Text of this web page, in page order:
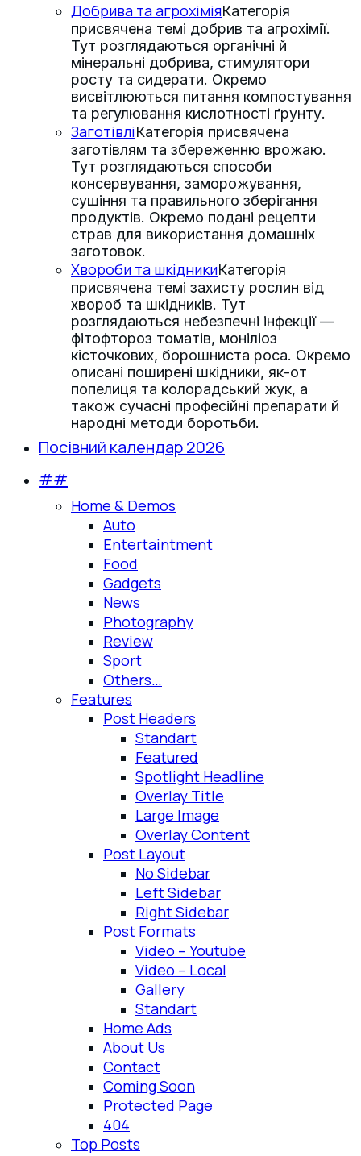
Добрива та агрохіміяКатегорія
присвячена темі добрив та агрохімії.
Тут розглядаються органічні й
мінеральні добрива, стимулятори
росту та сидерати. Окремо
висвітлюються питання компостування
та регулювання кислотності ґрунту.
ЗаготівліКатегорія присвячена
заготівлям та збереженню врожаю.
Тут розглядаються способи
консервування, заморожування,
сушіння та правильного зберігання
продуктів. Окремо подані рецепти
страв для використання домашніх
заготовок.
Хвороби та шкідникиКатегорія
присвячена темі захисту рослин від
хвороб та шкідників. Тут
розглядаються небезпечні інфекції —
фітофтороз томатів, моніліоз
кісточкових, борошниста роса. Окремо
описані поширені шкідники, як-от
попелиця та колорадський жук, а
також сучасні професійні препарати й
народні методи боротьби.
Посівний календар 2026
##
Home & Demos
Auto
Entertaintment
Food
Gadgets
News
Photography
Review
Sport
Others…
Features
Post Headers
Standart
Featured
Spotlight Headline
Overlay Title
Large Image
Overlay Content
Post Layout
No Sidebar
Left Sidebar
Right Sidebar
Post Formats
Video – Youtube
Video – Local
Gallery
Standart
Home Ads
About Us
Contact
Coming Soon
Protected Page
404
Top Posts